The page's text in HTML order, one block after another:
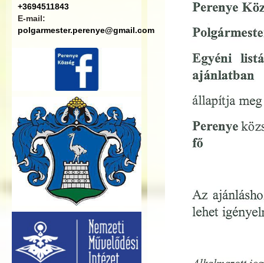
+3694511843
E-mail:
polgarmester.perenye@gmail.com